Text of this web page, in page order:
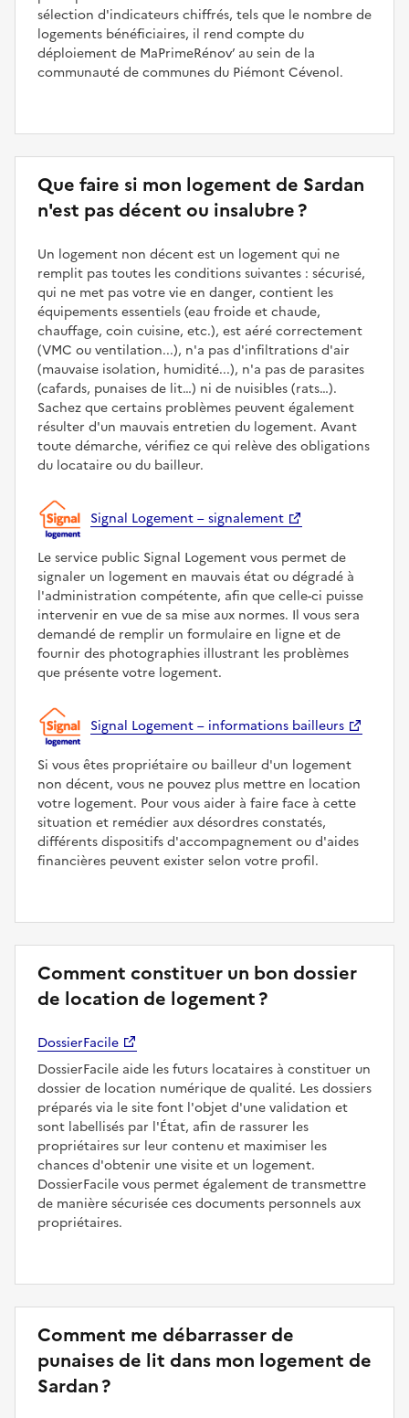
sélection d'indicateurs chiffrés, tels que le nombre de
logements bénéficiaires, il rend compte du
déploiement de MaPrimeRénov’ au sein de la
communauté de communes du Piémont Cévenol.
Que faire si mon logement de Sardan
n'est pas décent ou insalubre ?
Un logement non décent est un logement qui ne
remplit pas toutes les conditions suivantes : sécurisé,
qui ne met pas votre vie en danger, contient les
équipements essentiels (eau froide et chaude,
chauffage, coin cuisine, etc.), est aéré correctement
(VMC ou ventilation...), n'a pas d'infiltrations d'air
(mauvaise isolation, humidité...), n'a pas de parasites
(cafards, punaises de lit…) ni de nuisibles (rats…).
Sachez que certains problèmes peuvent également
résulter d'un mauvais entretien du logement. Avant
toute démarche, vérifiez ce qui relève des obligations
du locataire ou du bailleur.
Signal Logement – signalement
Le service public Signal Logement vous permet de
signaler un logement en mauvais état ou dégradé à
l'administration compétente, afin que celle-ci puisse
intervenir en vue de sa mise aux normes. Il vous sera
demandé de remplir un formulaire en ligne et de
fournir des photographies illustrant les problèmes
que présente votre logement.
Signal Logement – informations bailleurs
Si vous êtes propriétaire ou bailleur d'un logement
non décent, vous ne pouvez plus mettre en location
votre logement. Pour vous aider à faire face à cette
situation et remédier aux désordres constatés,
différents dispositifs d'accompagnement ou d'aides
financières peuvent exister selon votre profil.
Comment constituer un bon dossier
de location de logement ?
DossierFacile
DossierFacile aide les futurs locataires à constituer un
dossier de location numérique de qualité. Les dossiers
préparés via le site font l'objet d'une validation et
sont labellisés par l'État, afin de rassurer les
propriétaires sur leur contenu et maximiser les
chances d'obtenir une visite et un logement.
DossierFacile vous permet également de transmettre
de manière sécurisée ces documents personnels aux
propriétaires.
Comment me débarrasser de
punaises de lit dans mon logement de
Sardan ?